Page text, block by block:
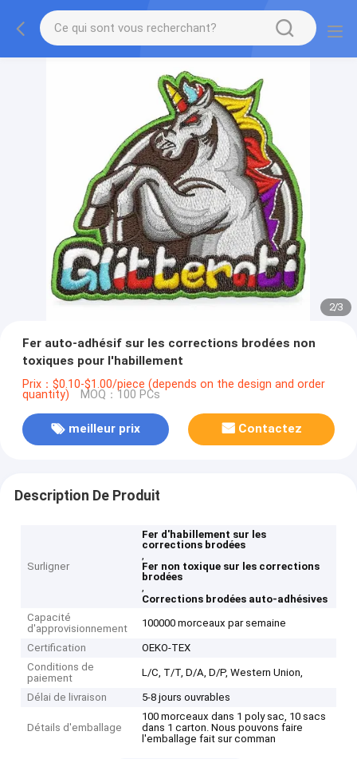
2/3
Fer auto-adhésif sur les corrections brodées non
toxiques pour l'habillement
Prix：$0.10-$1.00/piece (depends on the design and order
quantity) MOQ：100 PCs
meilleur prix Contactez
Description De Produit
Surligner
Fer d'habillement sur les
corrections brodées
,
Fer non toxique sur les corrections
brodées
,
Corrections brodées auto-adhésives
Capacité
d'approvisionnement
100000 morceaux par semaine
Certification
OEKO-TEX
Conditions de
paiement
L/C, T/T, D/A, D/P, Western Union,
Délai de livraison 5-8 jours ouvrables
Détails d'emballage
100 morceaux dans 1 poly sac, 10 sacs
dans 1 carton. Nous pouvons faire
l'emballage fait sur comman